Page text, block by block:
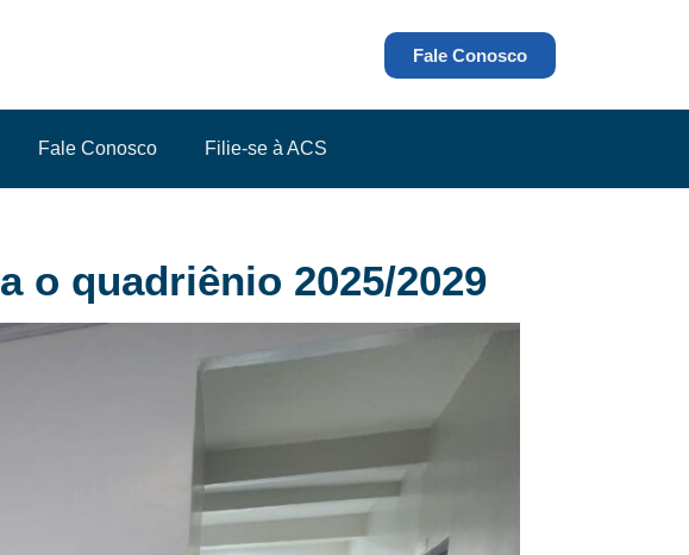
Fale Conosco
Fale Conosco Filie-se à ACS
o quadriênio 2025/2029